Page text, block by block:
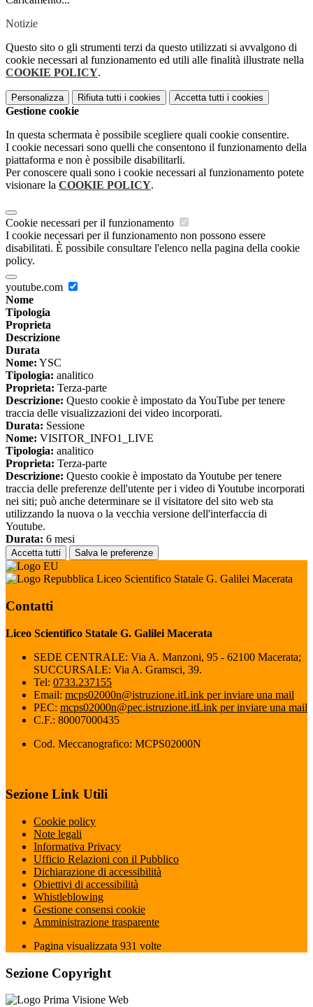
Notizie
Questo sito o gli strumenti terzi da questo utilizzati si avvalgono di
cookie necessari al funzionamento ed utili alle finalità illustrate nella
COOKIE POLICY.
Personalizza Rifiuta tutti i cookies Accetta tutti i cookies
Gestione cookie
In questa schermata è possibile scegliere quali cookie consentire.
I cookie necessari sono quelli che consentono il funzionamento della
piattaforma e non è possibile disabilitarli.
Per conoscere quali sono i cookie necessari al funzionamento potete
visionare la COOKIE POLICY.
Cookie necessari per il funzionamento
I cookie necessari per il funzionamento non possono essere
disabilitati. È possibile consultare l'elenco nella pagina della cookie
policy.
youtube.com
Nome
Tipologia
Proprieta
Descrizione
Durata
Nome: YSC
Tipologia: analitico
Proprieta: Terza-parte
Descrizione: Questo cookie è impostato da YouTube per tenere
traccia delle visualizzazioni dei video incorporati.
Durata: Sessione
Nome: VISITOR_INFO1_LIVE
Tipologia: analitico
Proprieta: Terza-parte
Descrizione: Questo cookie è impostato da Youtube per tenere
traccia delle preferenze dell'utente per i video di Youtube incorporati
nei siti; può anche determinare se il visitatore del sito web sta
utilizzando la nuova o la vecchia versione dell'interfaccia di
Youtube.
Durata: 6 mesi
Accetta tutti Salva le preferenze
Liceo Scientifico Statale G. Galilei Macerata
Contatti
Liceo Scientifico Statale G. Galilei Macerata
SEDE CENTRALE: Via A. Manzoni, 95 - 62100 Macerata;
SUCCURSALE: Via A. Gramsci, 39.
Tel: 0733.237155
Email: mcps02000n@istruzione.itLink per inviare una mail
PEC: mcps02000n@pec.istruzione.itLink per inviare una mail
C.F.: 80007000435
Cod. Meccanografico: MCPS02000N
Sezione Link Utili
Cookie policy
Note legali
Informativa Privacy
Ufficio Relazioni con il Pubblico
Dichiarazione di accessibilità
Obiettivi di accessibilità
Whistleblowing
Gestione consensi cookie
Amministrazione trasparente
Pagina visualizzata 931 volte
Sezione Copyright